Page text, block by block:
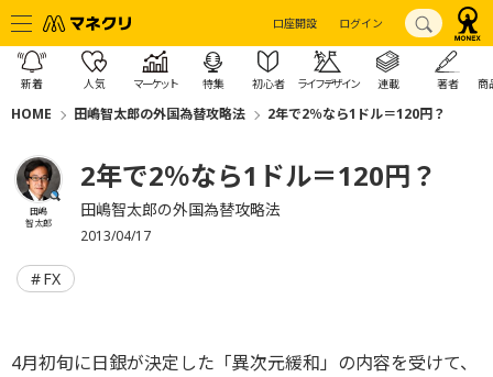
口座開設 ログイン
新着 人気 マーケット 特集 初心者 ライフデザイン 連載 著者 商
HOME 田嶋智太郎の外国為替攻略法 2年で2％なら1ドル＝120円？
田嶋
智太郎
2年で2％なら1ドル＝120円？
田嶋智太郎の外国為替攻略法
2013/04/17
FX
4月初旬に日銀が決定した「異次元緩和」の内容を受けて、